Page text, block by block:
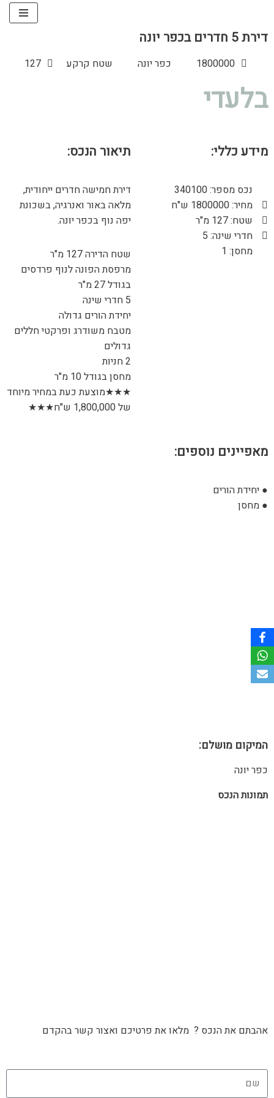
Skip
content
דירת 5 חדרים בכפר יונה
1800000 כפר יונה שטח קרקע 127
בלעדי
מידע כללי:
נכס מספר: 340100
מחיר: 1800000 ש"ח
שטח: 127 מ"ר
חדרי שינה: 5
מחסן: 1
תיאור הנכס:
דירת חמישה חדרים ייחודית,
מלאה באור ואנרגיה, בשכונת
יפה נוף בכפר יונה.
שטח הדירה 127 מ"ר
מרפסת הפונה לנוף פרדסים
בגודל 27 מ"ר
5 חדרי שינה
יחידת הורים גדולה
מטבח משודרג ופרקטי חללים
גדולים
2 חניות
מחסן בגודל 10 מ"ר
★★★מוצעת כעת במחיר מיוחד
של 1,800,000 ש"ח★★★
מאפיינים נוספים:
● יחידת הורים
● מחסן
המיקום מושלם:
כפר יונה
תמונות הנכס
אהבתם את הנכס ? מלאו את פרטיכם ואצור קשר בהקדם